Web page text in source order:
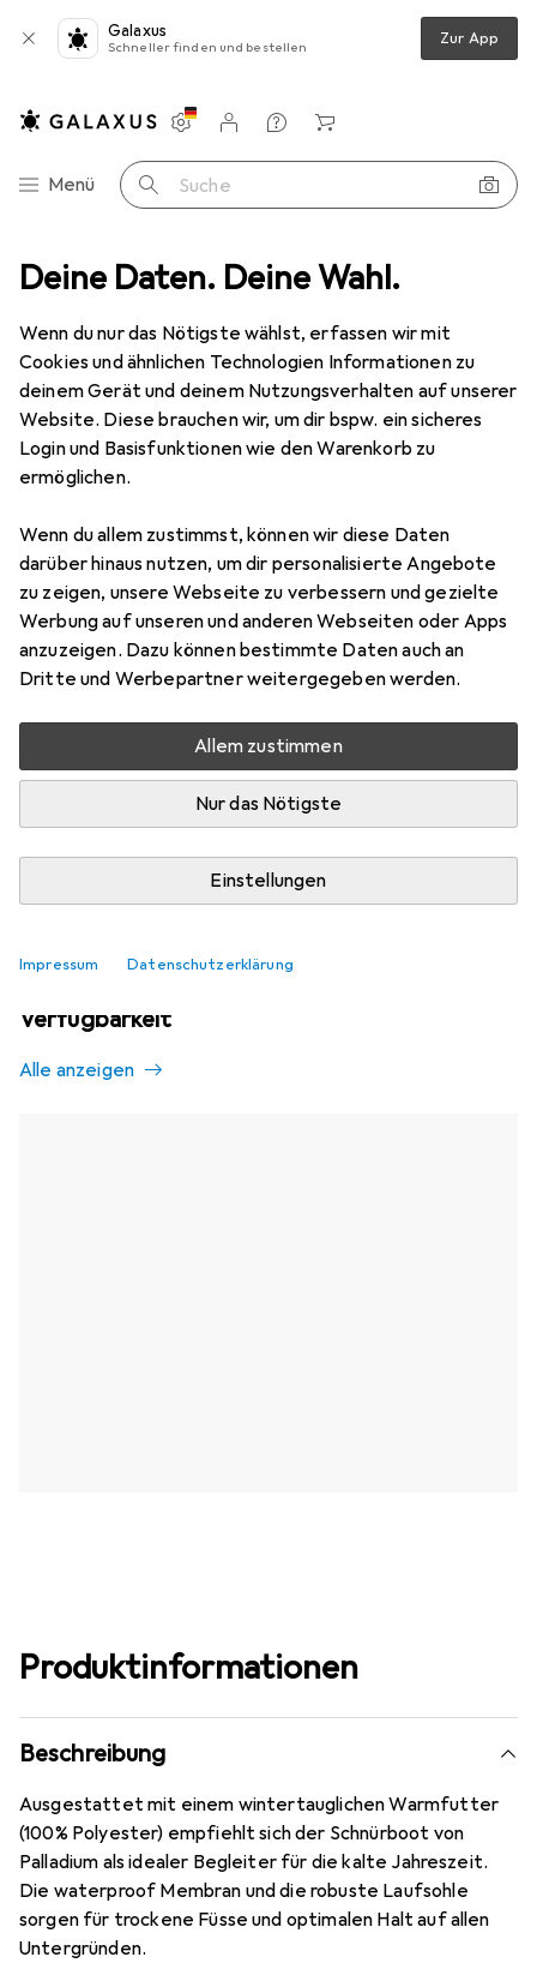
Deine Daten. Deine Wahl.
Wenn du nur das Nötigste wählst, erfassen wir mit
Cookies und ähnlichen Technologien Informationen zu
deinem Gerät und deinem Nutzungsverhalten auf unserer
Website. Diese brauchen wir, um dir bspw. ein sicheres
Login und Basisfunktionen wie den Warenkorb zu
ermöglichen.
Wenn du allem zustimmst, können wir diese Daten
darüber hinaus nutzen, um dir personalisierte Angebote
zu zeigen, unsere Webseite zu verbessern und gezielte
Werbung auf unseren und anderen Webseiten oder Apps
anzuzeigen. Dazu können bestimmte Daten auch an
Dritte und Werbepartner weitergegeben werden.
Allem zustimmen
Nur das Nötigste
Einstellungen
Impressum Datenschutzerklärung
Galaxus
Schneller finden und bestellen Zur App
Navigation nach Kategorien
Menü Suche
Einstellungen
Kundenkonto
Vergleichslisten
Merklisten
Warenkorb
in Mode Schuhe Boots + Stiefel Palladium Stiefelette
6 Bilder
PalladiumStiefelette
37
Bewertungen Marke
Mehr von Palladium
Aktuell nicht lieferbar
Benachrichtigen, wenn lieferbar
Vergleichen Merken
Verfügbarkeit
Alle anzeigen
Produktinformationen
Beschreibung
Ausgestattet mit einem wintertauglichen Warmfutter
(100% Polyester) empfiehlt sich der Schnürboot von
Palladium als idealer Begleiter für die kalte Jahreszeit.
Die waterproof Membran und die robuste Laufsohle
sorgen für trockene Füsse und optimalen Halt auf allen
Untergründen.